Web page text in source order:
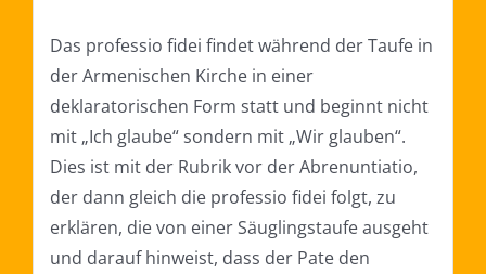
Das professio fidei findet während der Taufe in
der Armenischen Kirche in einer
deklaratorischen Form statt und beginnt nicht
mit „Ich glaube“ sondern mit „Wir glauben“.
Dies ist mit der Rubrik vor der Abrenuntiatio,
der dann gleich die professio fidei folgt, zu
erklären, die von einer Säuglingstaufe ausgeht
und darauf hinweist, dass der Pate den